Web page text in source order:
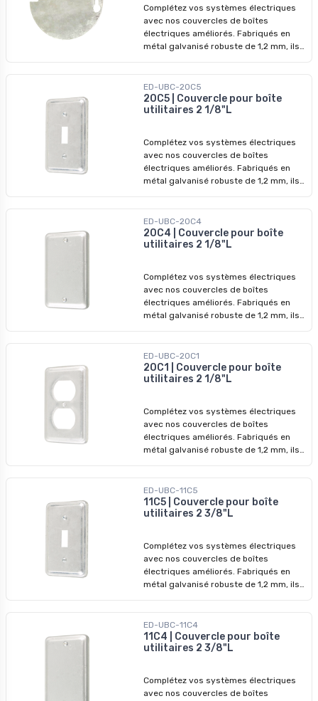
Complétez vos systèmes électriques
avec nos couvercles de boîtes
électriques améliorés. Fabriqués en
métal galvanisé robuste de 1,2 mm, ils
Diamètre : 4 po
ED-UBC-20C5
20C5 | Couvercle pour boîte
utilitaires 2 1/8"L
Complétez vos systèmes électriques
avec nos couvercles de boîtes
électriques améliorés. Fabriqués en
métal galvanisé robuste de 1,2 mm, ils
ED-UBC-20C4
20C4 | Couvercle pour boîte
utilitaires 2 1/8"L
Complétez vos systèmes électriques
avec nos couvercles de boîtes
électriques améliorés. Fabriqués en
métal galvanisé robuste de 1,2 mm, ils
ED-UBC-20C1
20C1 | Couvercle pour boîte
utilitaires 2 1/8"L
Complétez vos systèmes électriques
avec nos couvercles de boîtes
électriques améliorés. Fabriqués en
métal galvanisé robuste de 1,2 mm, ils
ED-UBC-11C5
11C5 | Couvercle pour boîte
utilitaires 2 3/8"L
Complétez vos systèmes électriques
avec nos couvercles de boîtes
électriques améliorés. Fabriqués en
métal galvanisé robuste de 1,2 mm, ils
ED-UBC-11C4
11C4 | Couvercle pour boîte
utilitaires 2 3/8"L
Complétez vos systèmes électriques
avec nos couvercles de boîtes